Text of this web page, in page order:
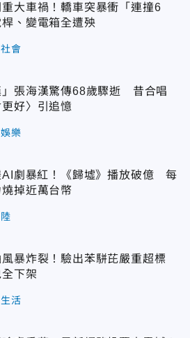
大車禍！轎車突暴衝「連撞6
、變電箱全遭殃
社會
」張海漢驚傳68歲驟逝 昔合唱
更好〉引追憶
娛樂
AI劇暴紅！《歸墟》播放破億 每
掉近萬台幣
風暴炸裂！驗出苯駢芘嚴重超標
下架
生活